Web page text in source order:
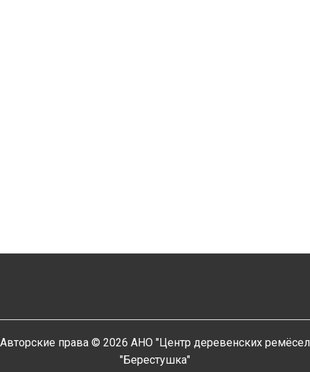
Авторские права © 2026 АНО "Центр деревенских ремёсел
"Берестушка"